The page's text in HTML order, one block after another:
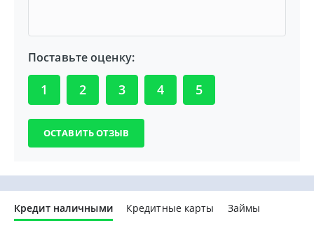
Поставьте оценку:
1 2 3 4 5
Кредит наличными Кредитные карты Займы